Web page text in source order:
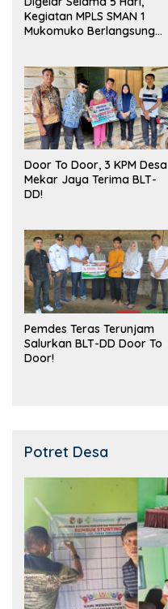
Kegiatan MPLS SMAN 1
Mukomuko Berlangsung
Door To Door, 3 KPM Desa
Mekar Jaya Terima BLT-
DD!
Pemdes Teras Terunjam
Salurkan BLT-DD Door To
Door!
Potret Desa